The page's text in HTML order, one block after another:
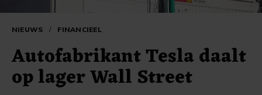
NIEUWS / FINANCIEEL
Autofabrikant Tesla daalt
op lager Wall Street